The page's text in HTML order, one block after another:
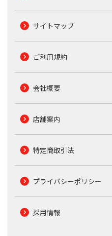
サイトマップ
ご利用規約
会社概要
店舗案内
特定商取引法
プライバシーポリシー
採用情報